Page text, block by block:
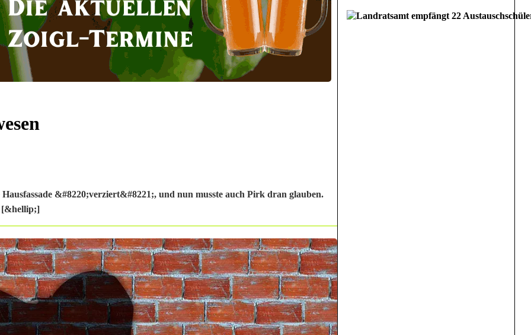
&#8220;verziert&#8221;, und nun musste auch Pirk dran glauben.
[&hellip;]